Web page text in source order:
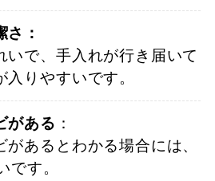
さ：
いで、手入れが行き届いて
りやすいです。
がある ：
があるとわかる場合には、
です。